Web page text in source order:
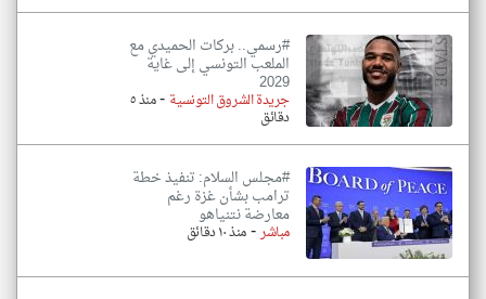
#رسمي.. بركات الحميدي مع
الملعب التونسي إلى غاية
2029
جريدة الشروق التونسية - منذ ٥
دقائق
#مجلس السلام: تنفيذ خطة
ترامب بشأن غزة رغم
معارضة نتنياهو
مباشر-منذ ١٠ دقائق